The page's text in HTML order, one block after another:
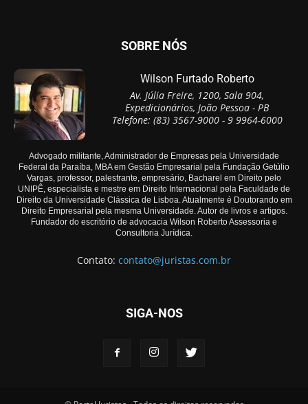
SOBRE NÓS
Wilson Furtado Roberto
Av. Júlia Freire, 1200, Sala 904,
Expedicionários, João Pessoa - PB
Telefone: (83) 3567-9000 - 9 9964-6000
Advogado militante, Administrador de Empresas pela Universidade
Federal da Paraíba, MBA em Gestão Empresarial pela Fundação Getúlio
Vargas, professor, palestrante, empresário, Bacharel em Direito pelo
UNIPÊ, especialista e mestre em Direito Internacional pela Faculdade de
Direito da Universidade Clássica de Lisboa. Atualmente é Doutorando em
Direito Empresarial pela mesma Universidade. Autor de livros e artigos.
Fundador do escritório de advocacia Wilson Roberto Assessoria e
Consultoria Jurídica.
Contato: contato@juristas.com.br
SIGA-NOS